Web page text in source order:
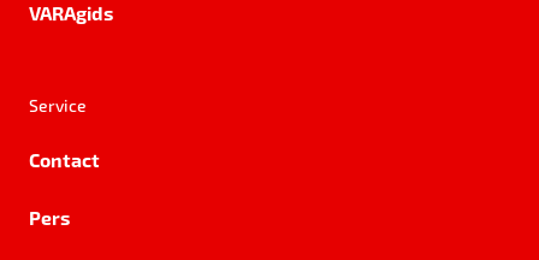
VARAgids
Service
Contact
Pers